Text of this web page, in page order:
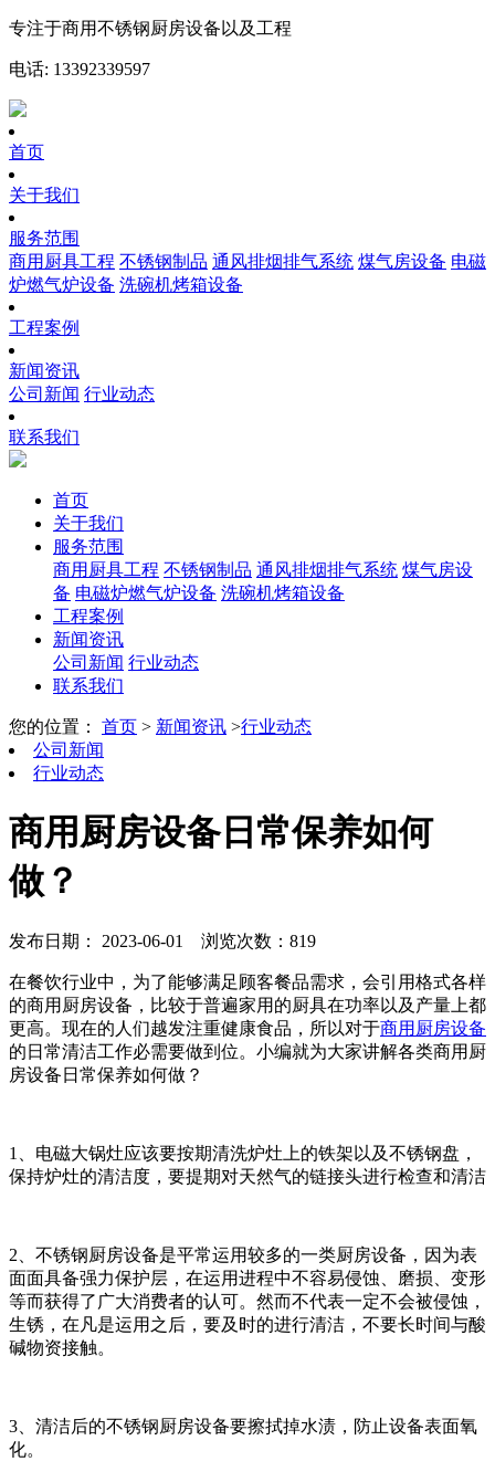
专注于商用不锈钢厨房设备以及工程
电话: 13392339597
首页
关于我们
服务范围
商用厨具工程 不锈钢制品 通风排烟排气系统 煤气房设备 电磁
炉燃气炉设备 洗碗机烤箱设备
工程案例
新闻资讯
公司新闻 行业动态
联系我们
首页
关于我们
服务范围
商用厨具工程 不锈钢制品 通风排烟排气系统 煤气房设
备 电磁炉燃气炉设备 洗碗机烤箱设备
工程案例
新闻资讯
公司新闻 行业动态
联系我们
您的位置： 首页 > 新闻资讯 >行业动态
公司新闻
行业动态
商用厨房设备日常保养如何
做？
发布日期： 2023-06-01 浏览次数：819
在餐饮行业中，为了能够满足顾客餐品需求，会引用格式各样
的商用厨房设备，比较于普遍家用的厨具在功率以及产量上都
更高。现在的人们越发注重健康食品，所以对于商用厨房设备
的日常清洁工作必需要做到位。小编就为大家讲解各类商用厨
房设备日常保养如何做？
1、电磁大锅灶应该要按期清洗炉灶上的铁架以及不锈钢盘，
保持炉灶的清洁度，要提期对天然气的链接头进行检查和清洁
2、不锈钢厨房设备是平常运用较多的一类厨房设备，因为表
面面具备强力保护层，在运用进程中不容易侵蚀、磨损、变形
等而获得了广大消费者的认可。然而不代表一定不会被侵蚀，
生锈，在凡是运用之后，要及时的进行清洁，不要长时间与酸
碱物资接触。
3、清洁后的不锈钢厨房设备要擦拭掉水渍，防止设备表面氧
化。